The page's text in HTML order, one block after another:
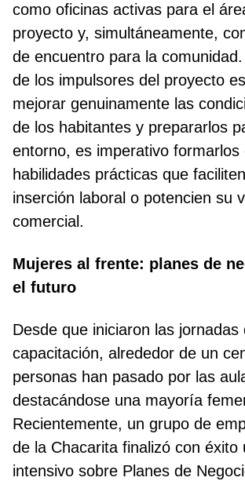
como oficinas activas para el
proyecto y, simultáneamente,
de encuentro para la
de los impulsores del proyecto
mejorar genuinamente las
de los habitantes y prepararlos
entorno, es imperativo formarlos
habilidades prácticas que
inserción laboral o potencien su
comercial.
Mujeres al frente: planes de
el futuro
Desde que iniciaron las jornadas
capacitación, alrededor de un
personas han pasado por las
destacándose una mayoría
Recientemente, un grupo de
de la Chacarita finalizó con éxito
intensivo sobre Planes de